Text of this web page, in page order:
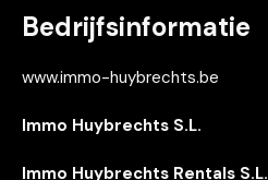
Bedrijfsinformatie
www.immo-huybrechts.be
Immo Huybrechts S.L.
Immo Huybrechts Rentals S.L.